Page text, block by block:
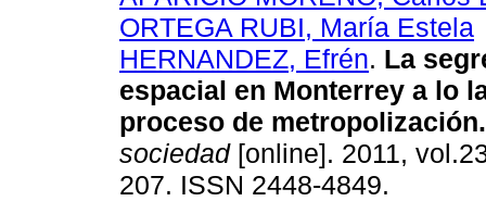
ORTEGA RUBI, María Estela
HERNANDEZ, Efrén. La
espacial en Monterrey a lo
proceso de metropolización.
sociedad[online]. 2011,
207. ISSN 2448-4849.